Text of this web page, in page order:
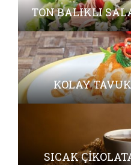
TON BALIKLI
KOLAY
SICAK